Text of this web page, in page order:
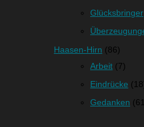
Glücksbringer
Haasen-Hirn (86)
Arbeit (7)
Eindrücke
Gedanken